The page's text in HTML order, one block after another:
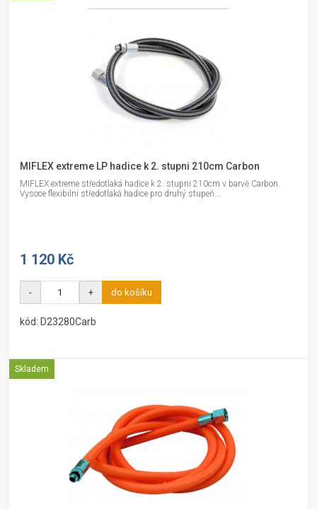
MIFLEX extreme LP hadice k 2. stupni 210cm Carbon
MIFLEX extreme středotlaká hadice k 2. stupni 210cm v barvě Carbon.
Vysoce flexibilní středotlaká hadice pro druhý stupeň...
1 120 Kč
- + do košíku
kód: D23280Carb
Skladem